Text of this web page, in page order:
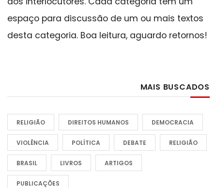
espaço para discussão de um ou mais textos
desta categoria. Boa leitura, aguardo retornos!
MAIS BUSCADOS
RELIGIÃO DIREITOS HUMANOS DEMOCRACIA
VIOLÊNCIA POLÍTICA DEBATE RELIGIÃO
BRASIL LIVROS ARTIGOS
PUBLICAÇÕES